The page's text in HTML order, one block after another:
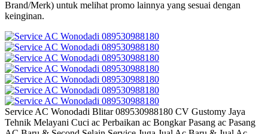
Brand/Merk) untuk melihat promo lainnya yang sesuai dengan
keinginan.
Service AC Wonodadi Blitar 089530988180 CV Gustomy Jaya
Tehnik Melayani Cuci ac Perbaikan ac Bongkar Pasang ac Pasang